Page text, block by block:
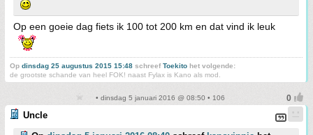
Op een goeie dag fiets ik 100 tot 200 km en dat vind ik leuk
Op dinsdag 25 augustus 2015 15:48 schreefToekito het volgende:
de grootste schande van heel FOK! naast Fylax is Kano als mod.
• dinsdag 5 januari 2016 @ 08:50 • 106
Uncle